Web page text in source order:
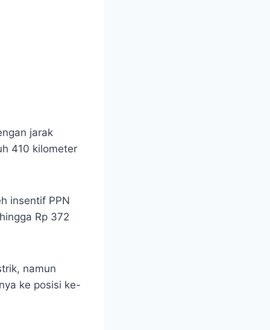
jarak
410 kilometer
insentif PPN
Rp 372
namun
ke posisi ke-